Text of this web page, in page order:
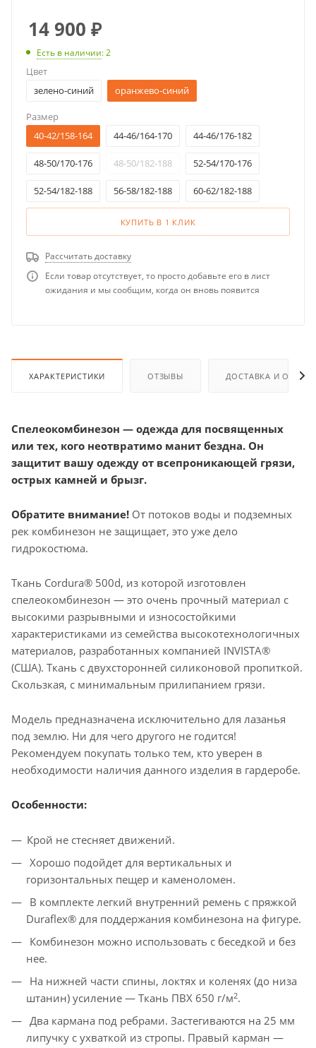
14 900 ₽
Есть в наличии: 2
Цвет
зелено-синий
оранжево-синий
Размер
40-42/158-164
44-46/164-170 44-46/176-182
48-50/170-176 48-50/182-188 52-54/170-176
52-54/182-188 56-58/182-188 60-62/182-188
КУПИТЬ В 1 КЛИК
Рассчитать доставку
Если товар отсутствует, то просто добавьте его в лист
ожидания и мы сообщим, когда он вновь появится
ХАРАКТЕРИСТИКИ ОТЗЫВЫ ДОСТАВКА И
Спелеокомбинезон — одежда для посвященных
или тех, кого неотвратимо манит бездна. Он
защитит вашу одежду от всепроникающей грязи,
острых камней и брызг.
Обратите внимание! От потоков воды и подземных
рек комбинезон не защищает, это уже дело
гидрокостюма.
Ткань Cordura® 500d, из которой изготовлен
спелеокомбинезон — это очень прочный материал с
высокими разрывными и износостойкими
характеристиками из семейства высокотехнологичных
материалов, разработанных компанией INVISTA®
(США). Ткань с двухсторонней силиконовой пропиткой.
Скользкая, с минимальным прилипанием грязи.
Модель предназначена исключительно для лазанья
под землю. Ни для чего другого не годится!
Рекомендуем покупать только тем, кто уверен в
необходимости наличия данного изделия в гардеробе.
Особенности:
Крой не стесняет движений.
Хорошо подойдет для вертикальных и
горизонтальных пещер и каменоломен.
В комплекте легкий внутренний ремень с пряжкой
Duraflex® для поддержания комбинезона на фигуре.
Комбинезон можно использовать с беседкой и без
нее.
На нижней части спины, локтях и коленях (до низа
штанин) усиление — Ткань ПВХ 650 г/м2.
Два кармана под ребрами. Застегиваются на 25 мм
липучку с ухваткой из стропы. Правый карман —